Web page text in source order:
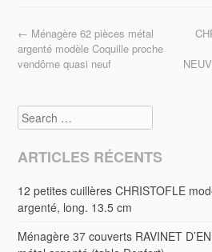
o
o
Post
← Ménagère 62 pièces métal
argenté modèle Coquille proche
vendôme quasi neuf
Search
ARTICLES RÉCENTS
12 petites cuillères CHRISTOFLE
argenté, long. 13.5 cm
Ménagère 37 couverts RAVINET